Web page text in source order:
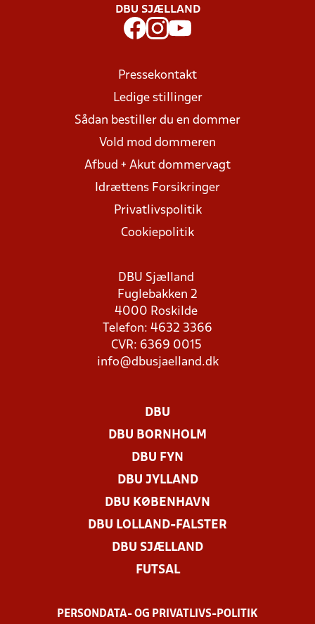
DBU SJÆLLAND
Pressekontakt
Ledige stillinger
Sådan bestiller du en dommer
Vold mod dommeren
Afbud + Akut dommervagt
Idrættens Forsikringer
Privatlivspolitik
Cookiepolitik
DBU Sjælland
Fuglebakken 2
4000 Roskilde
Telefon: 4632 3366
CVR: 6369 0015
info@dbusjaelland.dk
DBU
DBU BORNHOLM
DBU FYN
DBU JYLLAND
DBU KØBENHAVN
DBU LOLLAND-FALSTER
DBU SJÆLLAND
FUTSAL
PERSONDATA- OG PRIVATLIVS-POLITIK